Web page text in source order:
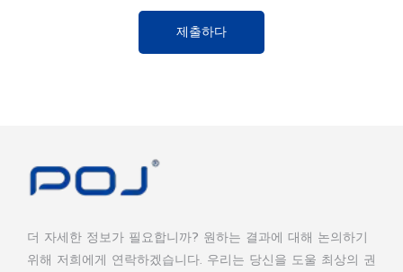
제출하다
더 자세한 정보가 필요합니까? 원하는 결과에 대해 논의하기
위해 저희에게 연락하겠습니다. 우리는 당신을 도울 최상의 권